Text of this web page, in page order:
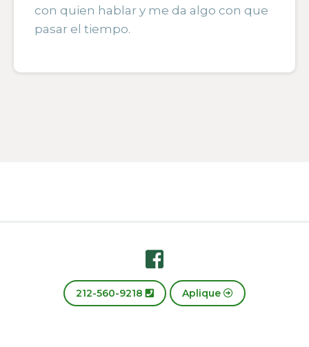
con quien hablar y me da algo con que
pasar el tiempo.
212-560-9218 Aplique